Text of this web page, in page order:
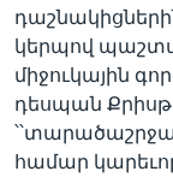
կերպով
միջուկային
դեսպան
համար կարեւոր